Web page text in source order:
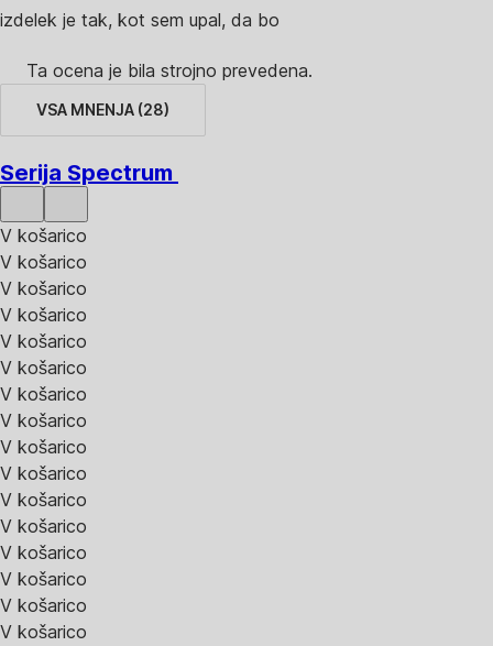
izdelek je tak, kot sem upal, da bo
Ta ocena je bila strojno prevedena.
VSA MNENJA (28)
Serija Spectrum
V košarico
V košarico
V košarico
V košarico
V košarico
V košarico
V košarico
V košarico
V košarico
V košarico
V košarico
V košarico
V košarico
V košarico
V košarico
V košarico